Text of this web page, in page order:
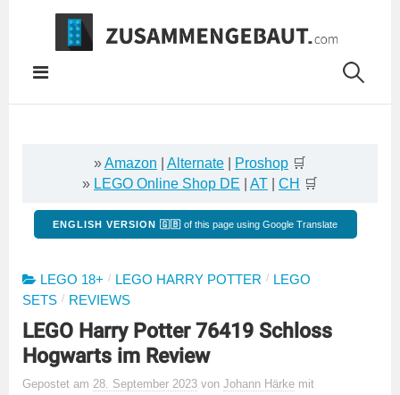
Springe
Inhalt
»Amazon Alternate Proshop 🛒
» LEGO Online Shop DE AT CH 🛒
ENGLISH VERSION 🇬🇧 of this page using Google Translate
LEGO 18+ / LEGO HARRY POTTER / LEGO
SETS / REVIEWS
LEGO Harry Potter 76419 Schloss
Hogwarts im Review
Gepostet am 28. September 2023 von Johann Härke mit